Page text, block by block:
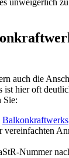
unweigerlich
auch die
ist hier oft
Sie:
Balkonkraftwerks
vereinfachten
Nummer